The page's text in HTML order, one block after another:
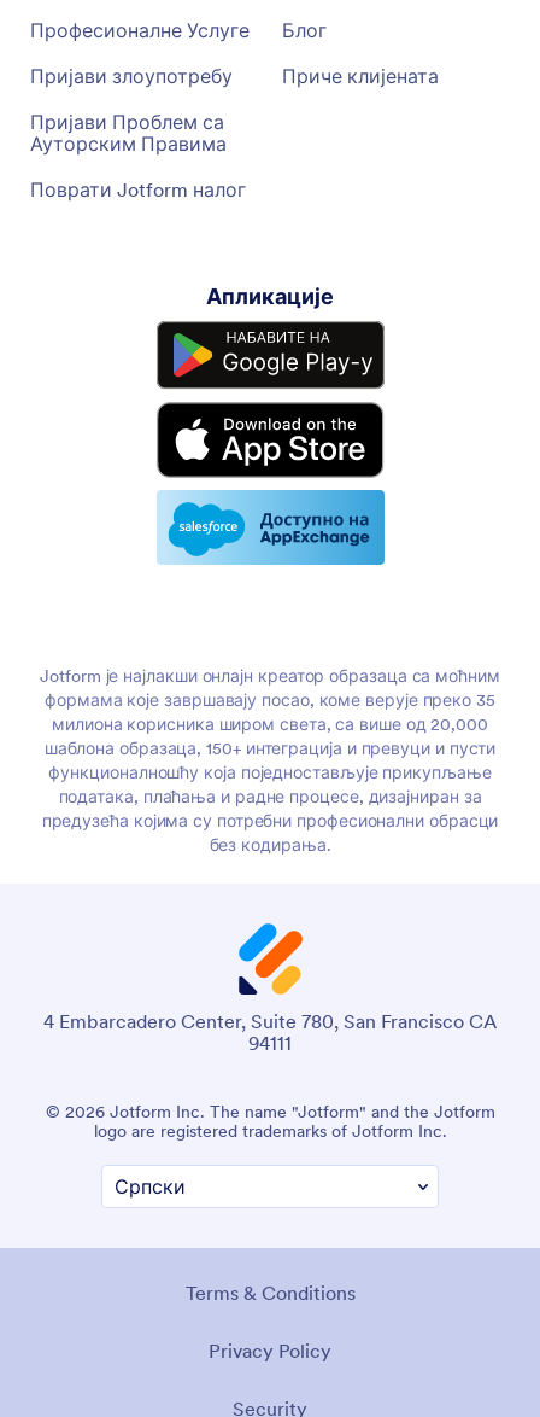
Професионалне Услуге
Пријави злоупотребу
Пријави Проблем са
Ауторским Правима
Поврати Jotform налог
Блог
Приче клијената
Апликације
Jotform је најлакши онлајн креатор образаца са моћним
формама које завршавају посао, коме верује преко 35
милиона корисника широм света, са више од 20,000
шаблона образаца, 150+ интеграција и превуци и пусти
функционалношћу која поједностављује прикупљање
података, плаћања и радне процесе, дизајниран за
предузећа којима су потребни професионални обрасци
без кодирања.
4 Embarcadero Center, Suite 780, San Francisco CA
94111
© 2026 Jotform Inc. The name "Jotform" and the Jotform
logo are registered trademarks of Jotform Inc.
Terms & Conditions
Privacy Policy
Security